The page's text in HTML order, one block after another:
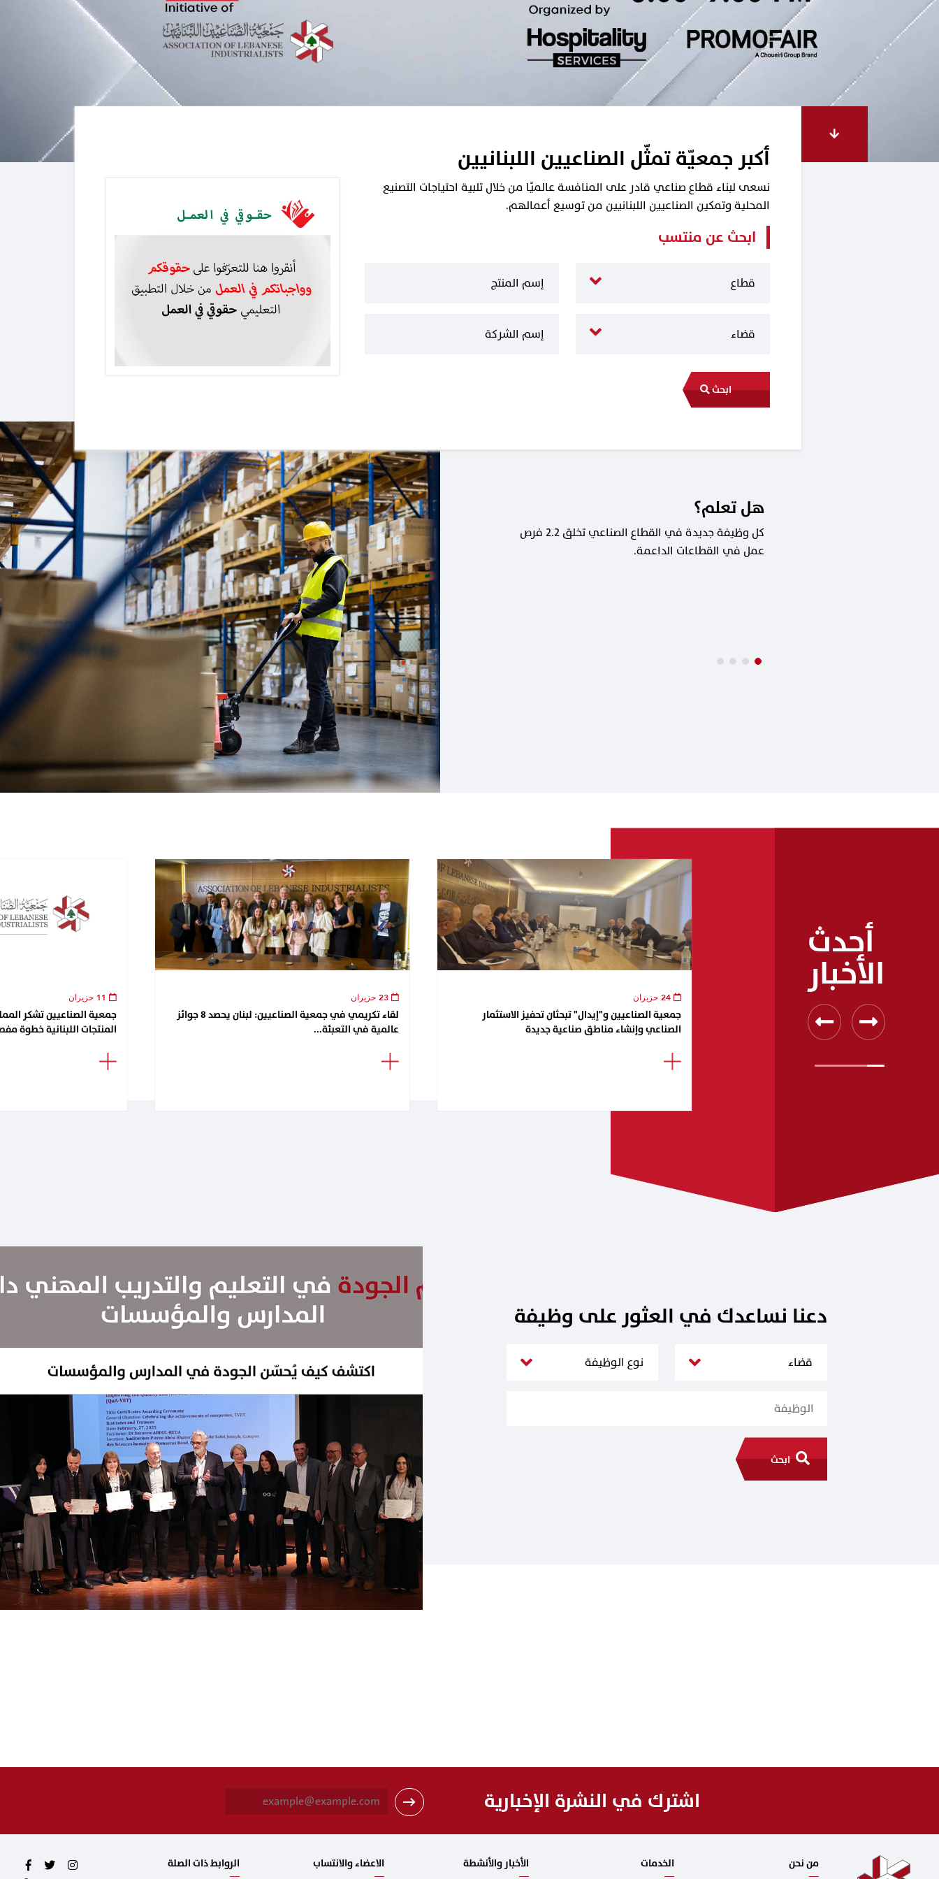
أكبر جمعيّة تمثّل الصناعيين اللبنانيين
نسعى لبناء قطاع صناعي قادر على المنافسة عالميًا من خلال تلبية احتياجات التصنيع
المحلية وتمكين الصناعيين اللبنانيين من توسيع أعمالهم.
ابحث عن منتسب
ابحث
هل تعلم؟
كل وظيفة جديدة في القطاع الصناعي تخلق 2.2 فرص
عمل في القطاعات الداعمة.
أحدث
الأخبار
جمعية الصناعيين تشكر
المنتجات اللبنانية خطوة
لقاء تكريمي في جمعية الصناعيين: لبنان يحصد 8 جوائز
عالمية في التعبئة...
جمعية الصناعيين و"إيدال" تبحثان تحفيز الاستثمار
الصناعي وإنشاء مناطق صناعية جديدة
دعنا نساعدك في العثور على وظيفة
ابحث
اشترك في النشرة الإخبارية
i
* من نحن الخدمات الأخبار والأنشطة الاعضاء والانتساب الروابط ذات الصلة